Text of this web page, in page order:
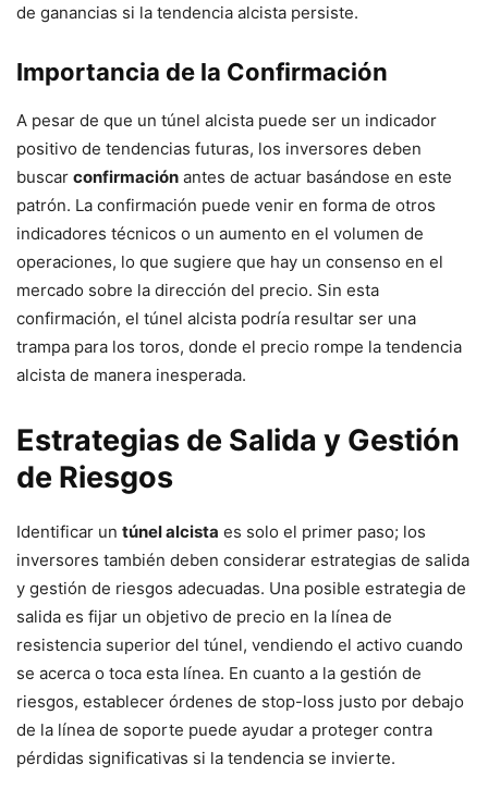
de ganancias si la tendencia alcista persiste.
Importancia de la Confirmación
A pesar de que un túnel alcista puede ser un indicador
positivo de tendencias futuras, los inversores deben
buscar confirmación antes de actuar basándose en este
patrón. La confirmación puede venir en forma de otros
indicadores técnicos o un aumento en el volumen de
operaciones, lo que sugiere que hay un consenso en el
mercado sobre la dirección del precio. Sin esta
confirmación, el túnel alcista podría resultar ser una
trampa para los toros, donde el precio rompe la tendencia
alcista de manera inesperada.
Estrategias de Salida y Gestión
de Riesgos
Identificar un túnel alcista es solo el primer paso; los
inversores también deben considerar estrategias de salida
y gestión de riesgos adecuadas. Una posible estrategia de
salida es fijar un objetivo de precio en la línea de
resistencia superior del túnel, vendiendo el activo cuando
se acerca o toca esta línea. En cuanto a la gestión de
riesgos, establecer órdenes de stop-loss justo por debajo
de la línea de soporte puede ayudar a proteger contra
pérdidas significativas si la tendencia se invierte.